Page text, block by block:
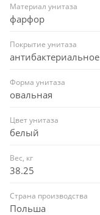
Материал унитаза
фарфор
Покрытие унитаза
антибактериальное
Форма унитаза
овальная
Цвет унитаза
белый
Вес, кг
38.25
Страна производства
Польша